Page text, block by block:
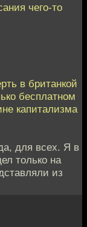
чего-то
в британкой
бесплатном
капитализма
для всех. Я в
только на
из